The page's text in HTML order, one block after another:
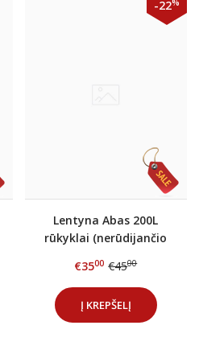
-22
Lentyna Abas 200L
rūkyklai (nerūdijančio
€3500 €4500
Į KREPŠELĮ